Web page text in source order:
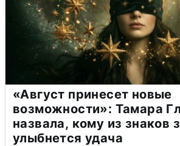
«Август принесет новые
возможности»: Тамара
назвала, кому из знаков
улыбнется удача